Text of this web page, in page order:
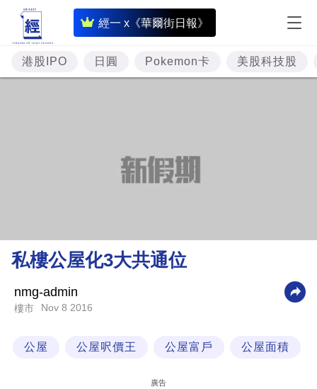
經一 x《華爾街日報》
即
時
財
經
理
財
業
技
港股IPO 日圓 Pokemon卡 美股科技股
私樓公屋化3大共通位
nmg-admin
樓市 Nov 8 2016
公屋 公屋呎價王 公屋富戶 公屋面積
廣告